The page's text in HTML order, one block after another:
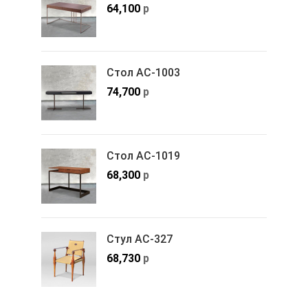
64,100 р
Стол АС-1003
74,700 р
Стол АС-1019
68,300 р
Стул АС-327
68,730 р